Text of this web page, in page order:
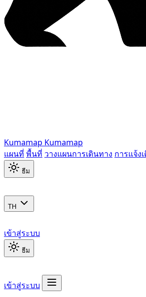
Kumamap Kumamap
แผนที่ พื้นที่ วางแผนการเดินทาง การแจ้ง
ธีม
TH
เข้าสู่ระบบ
ธีม
เข้าสู่ระบบ